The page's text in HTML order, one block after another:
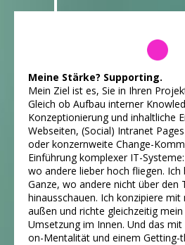
Meine Stärke? Supporting.
Mein Ziel ist es, Sie in Ihren
Gleich ob Aufbau interner
Konzeptionierung und inhaltliche
Webseiten, (Social) Intranet
oder konzernweite Change-
Einführung komplexer IT-
wo andere lieber hoch fliegen.
Ganze, wo andere nicht über den
hinausschauen. Ich konzipiere
außen und richte gleichzeitig
Umsetzung im Innen. Und das
on-Mentalität und einem Getting-